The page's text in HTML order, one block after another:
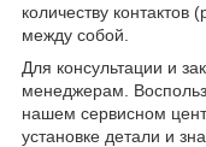
количеству
между собой.
Для консультации и
менеджерам.
нашем сервисном
установке детали и